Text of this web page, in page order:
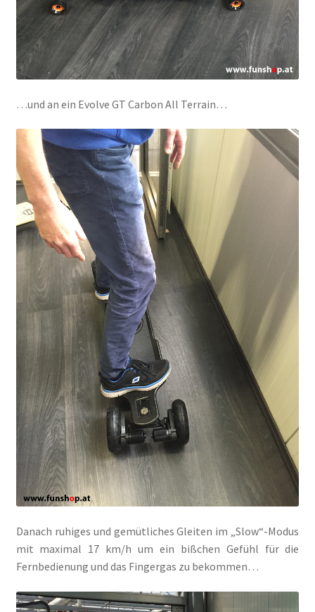
…und an ein Evolve GT Carbon All Terrain…
Danach ruhiges und gemütliches Gleiten im „Slow“-Modus
mit maximal 17 km/h um ein bißchen Gefühl für die
Fernbedienung und das Fingergas zu bekommen…